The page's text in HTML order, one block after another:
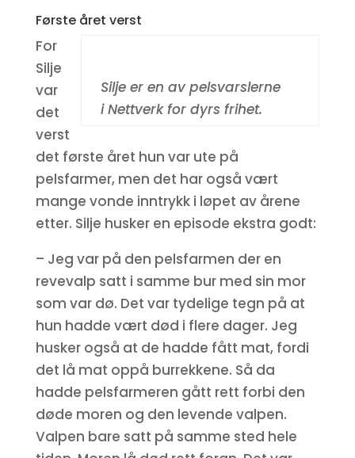
Første året verst
Silje er en av pelsvarslerne
i Nettverk for dyrs frihet.
For
Silje
var
det
verst
det første året hun var ute på
pelsfarmer, men det har også vært
mange vonde inntrykk i løpet av årene
etter. Silje husker en episode ekstra godt:
– Jeg var på den pelsfarmen der en
revevalp satt i samme bur med sin mor
som var dø. Det var tydelige tegn på at
hun hadde vært død i flere dager. Jeg
husker også at de hadde fått mat, fordi
det lå mat oppå burrekkene. Så da
hadde pelsfarmeren gått rett forbi den
døde moren og den levende valpen.
Valpen bare satt på samme sted hele